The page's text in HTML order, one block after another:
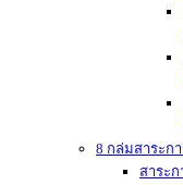
8 กล่มสาระก
สาระก